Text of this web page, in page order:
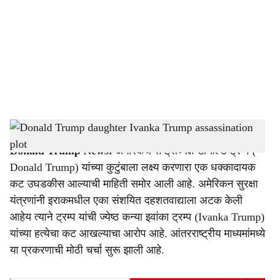
h
a
r
e
Donald Trump daughter Ivanka Trump assassination plot-Sarkarnama
Donald Trump News: अमेरिकेचे राष्ट्राध्यक्ष डोनाल्ड ट्रम्प (
Donald Trump) यांच्या कुटुंबाला लक्ष्य करणारा एक धक्कादायक
कट उघडकीस आल्याची माहिती समोर आली आहे. अमेरिकन सुरक्षा
यंत्रणांनी इराकमधील एका संशयित दहशतवाद्याला अटक केली
आहेय त्याने ट्रम्प यांची ज्येष्ठ कन्या इवांका ट्रम्प (Ivanka Trump)
यांच्या हत्येचा कट आखल्याचा आरोप आहे. आंतरराष्ट्रीय माध्यमांमध्ये
या प्रकरणाची मोठी चर्चा सुरू झाली आहे.